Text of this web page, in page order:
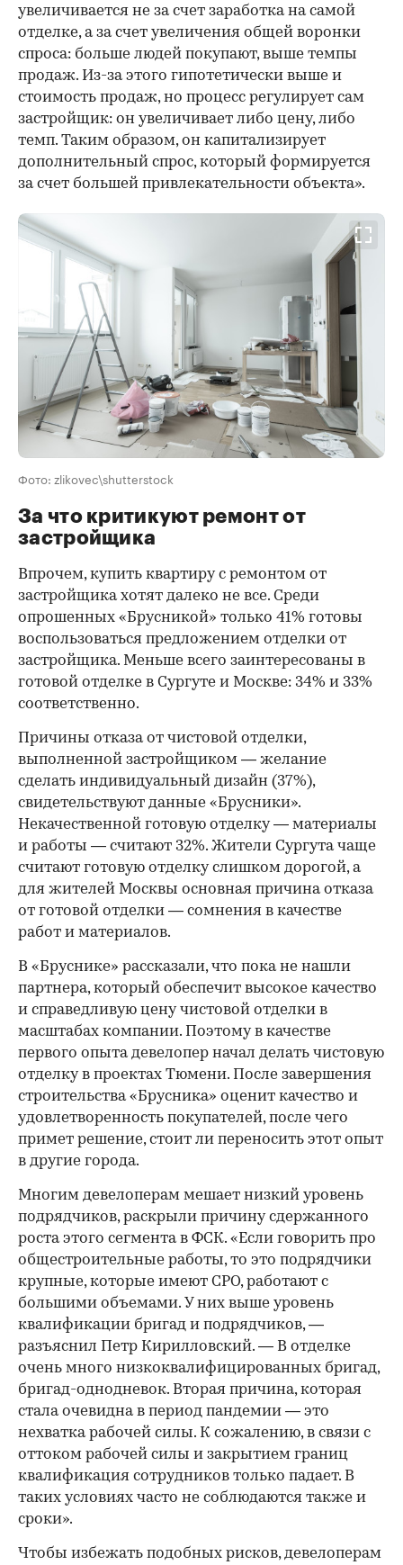
увеличивается не за счет заработка на самой
отделке, а за счет увеличения общей воронки
спроса: больше людей покупают, выше темпы
продаж. Из-за этого гипотетически выше и
стоимость продаж, но процесс регулирует сам
застройщик: он увеличивает либо цену, либо
темп. Таким образом, он капитализирует
дополнительный спрос, который формируется
за счет большей привлекательности объекта».
Фото: zlikovec\shutterstock
За что критикуют ремонт от
застройщика
Впрочем, купить квартиру с ремонтом от
застройщика хотят далеко не все. Среди
опрошенных «Брусникой» только 41% готовы
воспользоваться предложением отделки от
застройщика. Меньше всего заинтересованы в
готовой отделке в Сургуте и Москве: 34% и 33%
соответственно.
Причины отказа от чистовой отделки,
выполненной застройщиком — желание
сделать индивидуальный дизайн (37%),
свидетельствуют данные «Брусники».
Некачественной готовую отделку — материалы
и работы — считают 32%. Жители Сургута чаще
считают готовую отделку слишком дорогой, а
для жителей Москвы основная причина отказа
от готовой отделки — сомнения в качестве
работ и материалов.
В «Бруснике» рассказали, что пока не нашли
партнера, который обеспечит высокое качество
и справедливую цену чистовой отделки в
масштабах компании. Поэтому в качестве
первого опыта девелопер начал делать чистовую
отделку в проектах Тюмени. После завершения
строительства «Брусника» оценит качество и
удовлетворенность покупателей, после чего
примет решение, стоит ли переносить этот опыт
в другие города.
Многим девелоперам мешает низкий уровень
подрядчиков, раскрыли причину сдержанного
роста этого сегмента в ФСК. «Если говорить про
общестроительные работы, то это подрядчики
крупные, которые имеют СРО, работают с
большими объемами. У них выше уровень
квалификации бригад и подрядчиков, —
разъяснил Петр Кирилловский. — В отделке
очень много низкоквалифицированных бригад,
бригад-однодневок. Вторая причина, которая
стала очевидна в период пандемии — это
нехватка рабочей силы. К сожалению, в связи с
оттоком рабочей силы и закрытием границ
квалификация сотрудников только падает. В
таких условиях часто не соблюдаются также и
сроки».
Чтобы избежать подобных рисков, девелоперам